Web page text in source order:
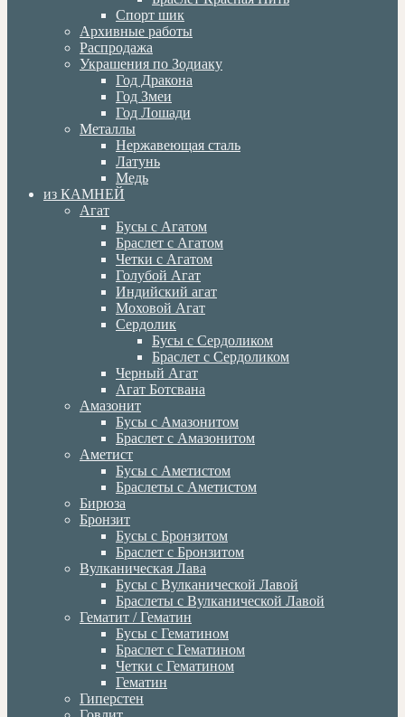
Спорт шик
Архивные работы
Распродажа
Украшения по Зодиаку
Год Дракона
Год Змеи
Год Лошади
Металлы
Нержавеющая сталь
Латунь
Медь
из КАМНЕЙ
Агат
Бусы с Агатом
Браслет с Агатом
Четки с Агатом
Голубой Агат
Индийский агат
Моховой Агат
Сердолик
Бусы с Сердоликом
Браслет с Сердоликом
Черный Агат
Агат Ботсвана
Амазонит
Бусы с Амазонитом
Браслет с Амазонитом
Аметист
Бусы с Аметистом
Браслеты с Аметистом
Бирюза
Бронзит
Бусы с Бронзитом
Браслет с Бронзитом
Вулканическая Лава
Бусы с Вулканической Лавой
Браслеты с Вулканической Лавой
Гематит / Гематин
Бусы с Гематином
Браслет с Гематином
Четки с Гематином
Гематин
Гиперстен